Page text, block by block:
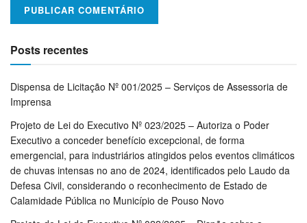
Posts recentes
Dispensa de Licitação Nº 001/2025 – Serviços de Assessoria de
Imprensa
Projeto de Lei do Executivo Nº 023/2025 – Autoriza o Poder
Executivo a conceder benefício excepcional, de forma
emergencial, para industriários atingidos pelos eventos climáticos
de chuvas intensas no ano de 2024, identificados pelo Laudo da
Defesa Civil, considerando o reconhecimento de Estado de
Calamidade Pública no Município de Pouso Novo